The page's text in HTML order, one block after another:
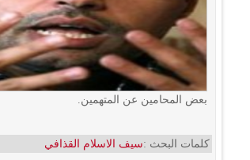
بعض المحامين عن المتهمين.
كلمات البحث :سيف الاسلام القذافي